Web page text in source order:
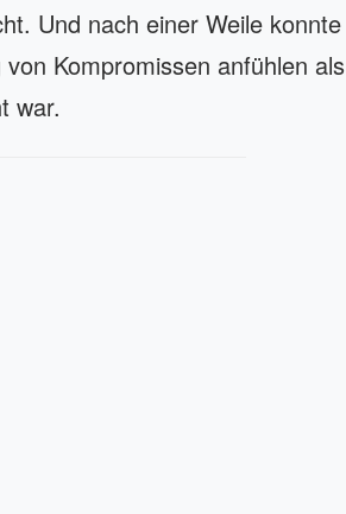
Und nach einer Weile konnte
Kompromissen anfühlen als
war.